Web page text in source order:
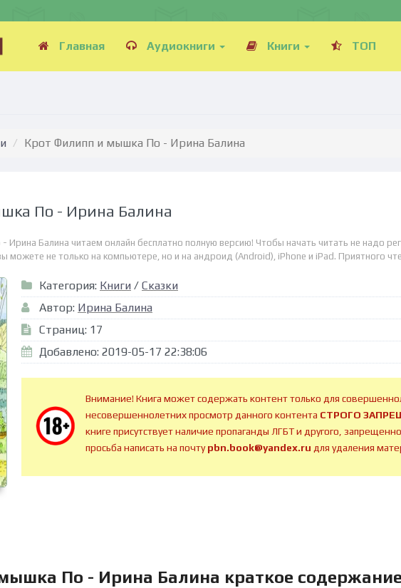
Главная Аудиокниги Книги ТОП
Крот Филипп и мышка По - Ирина Балина
По - Ирина Балина
Ирина Балина читаем онлайн бесплатно полную версию! Чтобы начать читать не надо
можете не только на компьютере, но и на андроид (Android), iPhone и iPad. Приятного
Категория: Книги / Сказки
Автор: Ирина Балина
Страниц: 17
Добавлено: 2019-05-17 22:38:06
Внимание! Книга может содержать контент только для
несовершеннолетних просмотр данного контента СТРОГО
книге присутствует наличие пропаганды ЛГБТ и другого,
просьба написать на почтуpbn.book@yandex.ru для удаления
По - Ирина Балина краткое содержание